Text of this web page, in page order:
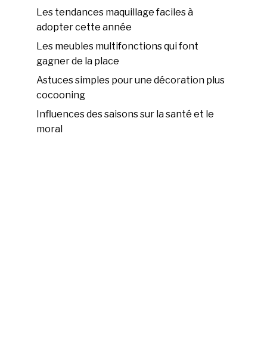
Les tendances maquillage faciles à
adopter cette année
Les meubles multifonctions qui font
gagner de la place
Astuces simples pour une décoration plus
cocooning
Influences des saisons sur la santé et le
moral